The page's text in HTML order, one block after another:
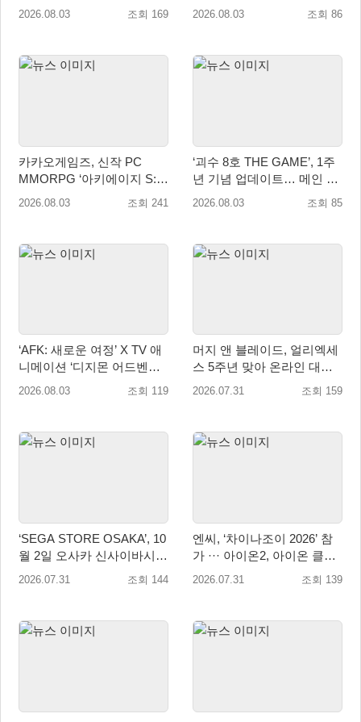
3·4·5 콜라보 진행
2026.08.03 조회 169
이트
2026.08.03 조회 86
카카오게임즈, 신작 PC
MMORPG ‘아키에이지 S:
자유의 해협’ 글로벌 퍼블리
2026.08.03 조회 241
‘괴수 8호 THE GAME’, 1주
년 기념 업데이트… 메인 스
토리 14장 공개
2026.08.03 조회 85
‘AFK: 새로운 여정’ X TV 애
니메이션 ‘디지몬 어드벤처’
콜라보레이션 8월 18일 진행
2026.08.03 조회 119
머지 앤 블레이드, 얼리엑세
스 5주년 맞아 온라인 대전
모드 업데이트
2026.07.31 조회 159
‘SEGA STORE OSAKA’, 10
월 2일 오사카 신사이바시에
개점
2026.07.31 조회 144
엔씨, ‘차이나조이 2026’ 참
가 ··· 아이온2, 아이온 클래
식 2종 출품
2026.07.31 조회 139